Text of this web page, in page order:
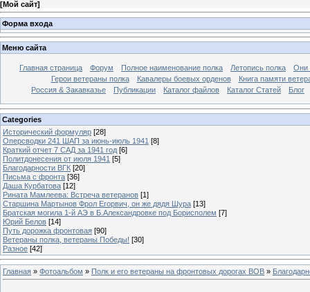
[Мой сайт]
Форма входа
Меню сайта
Главная страница Форум Полное наименование полка Летопись полка
Они
Герои ветераны полка
Кавалеры боевых орденов
Книга памяти
Россия & Закавказье
Публикации Каталог файлов Каталог Cтатей Блог
Categories
Исторический формуляр [28]
Оперсводки 241 ШАП за июнь-июль 1941 [8]
Краткий отчет 7 САД за 1941 год [6]
Политдонесения от июля 1941 [5]
Благодарности ВГК [20]
Письма с фронта [36]
Даша Курбатова [12]
Рината Мамлеева: Встреча ветеранов [1]
Старшина Мартынов Фрол Егорвич, он же дядя Шура [13]
Братская могила 1-й АЭ в Б.Александровке под Борисполем [7]
Юрий Белов [14]
Путь дорожка фронтовая [90]
Ветераны полка, ветераны Победы! [30]
Разное [42]
Главная » Фотоальбом » Полк и его ветераны на фронтовых дорогах ВОВ »